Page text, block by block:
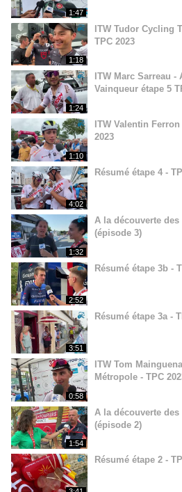
1:47
1:18
ITW Tudor Cycling
TPC 2023
1:24
ITW Marc Sarreau -
Vainqueur étape 5
1:10
ITW Valentin
2023
4:02
Résumé étape 4 -
1:32
A la découverte des
(épisode 3)
2:52
Résumé étape 3b -
3:51
Résumé étape 3a -
0:58
ITW Tom
Métropole - TPC
1:54
A la découverte
(épisode 2)
Résumé étape 2 -